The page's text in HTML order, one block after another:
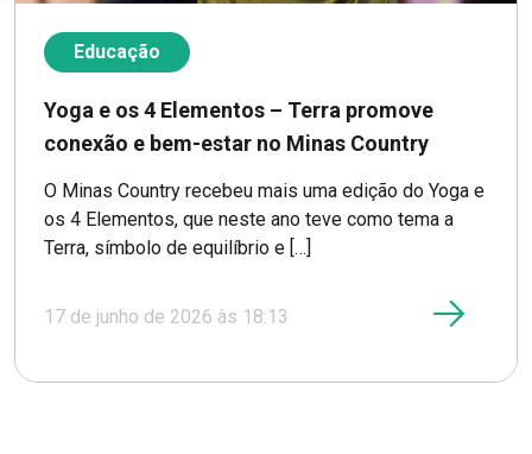
Educação
Yoga e os 4 Elementos – Terra promove
conexão e bem-estar no Minas Country
O Minas Country recebeu mais uma edição do Yoga e
os 4 Elementos, que neste ano teve como tema a
Terra, símbolo de equilíbrio e […]
17 de junho de 2026 às 18:13